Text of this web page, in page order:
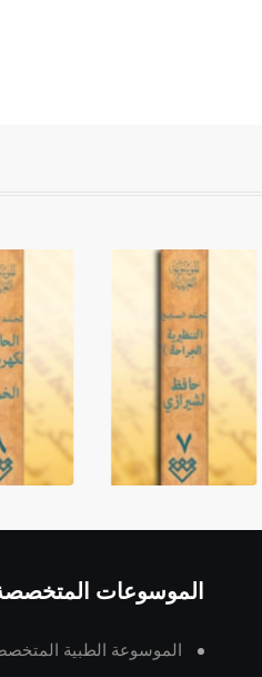
الموسوعات
الموسوعة الطبية